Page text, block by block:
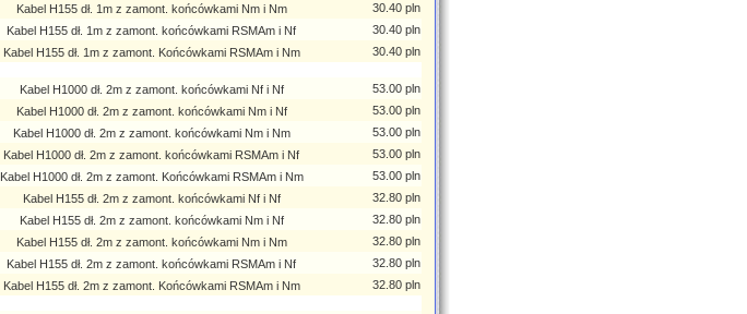
Kabel H155 dł. 1m z zamont. końcówkami Nm i Nm 30.40 pln
Kabel H155 dł. 1m z zamont. końcówkami RSMAm i Nf 30.40 pln
Kabel H155 dł. 1m z zamont. Końcówkami RSMAm i Nm
30.40 pln
Kabel H1000 dł. 2m z zamont. końcówkami Nf i Nf 53.00 pln
Kabel H1000 dł. 2m z zamont. końcówkami Nm i Nf 53.00 pln
Kabel H1000 dł. 2m z zamont. końcówkami Nm i Nm 53.00 pln
Kabel H1000 dł. 2m z zamont. końcówkami RSMAm i Nf 53.00 pln
Kabel H1000 dł. 2m z zamont. Końcówkami RSMAm i Nm 53.00 pln
Kabel H155 dł. 2m z zamont. końcówkami Nf i Nf 32.80 pln
Kabel H155 dł. 2m z zamont. końcówkami Nm i Nf 32.80 pln
Kabel H155 dł. 2m z zamont. końcówkami Nm i Nm 32.80 pln
Kabel H155 dł. 2m z zamont. końcówkami RSMAm i Nf 32.80 pln
Kabel H155 dł. 2m z zamont. Końcówkami RSMAm i Nm
32.80 pln